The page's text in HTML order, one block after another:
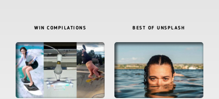
WIN COMPILATIONS BEST OF UNSPLASH